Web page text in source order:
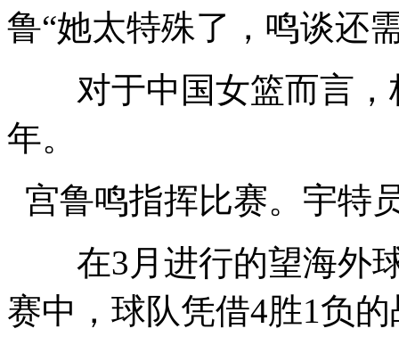
鲁“她太特殊了，鸣谈还
对于中国女篮而言，
年。
宫鲁鸣指挥比赛。宇特
在3月进行的望海外球
赛中，球队凭借4胜1负